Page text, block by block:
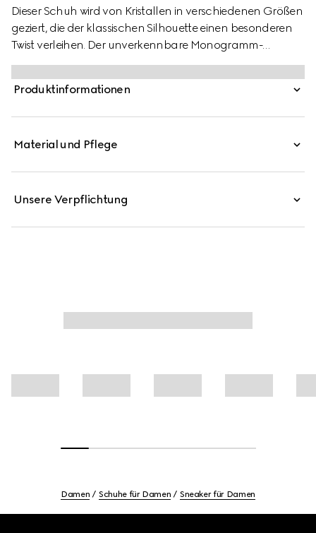
Dieser Schuh wird von Kristallen in verschiedenen Größen
geziert, die der klassischen Silhouette einen besonderen
Twist verleihen. Der unverkennbare Monogramm-
Canvas – ein Verweis auf das Erbe des Hauses – steht für
zeitlose Eleganz. Mit seinem mühelosen Wechselspiel aus
Luxus und markantem Stil erweist sich dieses Design als
Produktinformationen
Material und Pflege
Unsere Verpflichtung
Damen Schuhe für Damen Sneaker für Damen